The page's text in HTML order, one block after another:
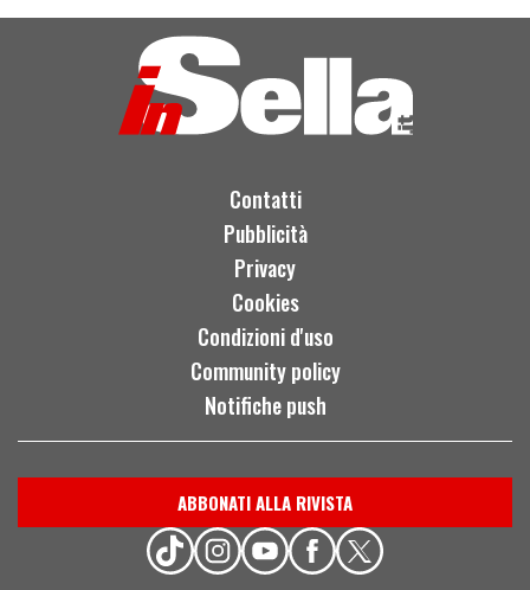
Contatti
Pubblicità
Privacy
Cookies
Condizioni d'uso
Community policy
Notifiche push
ABBONATI ALLA RIVISTA